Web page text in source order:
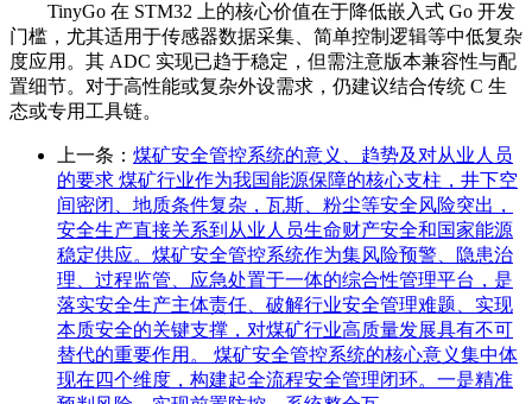
TinyGo 在 STM32 上的核心价值在于降低嵌入式 Go 开发
门槛，尤其适用于传感器数据采集、简单控制逻辑等中低复杂
度应用。其 ADC 实现已趋于稳定，但需注意版本兼容性与配
置细节。对于高性能或复杂外设需求，仍建议结合传统 C 生
态或专用工具链。
上一条： 煤矿安全管控系统的意义、趋势及对从业人员
的要求 煤矿行业作为我国能源保障的核心支柱，井下空
间密闭、地质条件复杂，瓦斯、粉尘等安全风险突出，
安全生产直接关系到从业人员生命财产安全和国家能源
稳定供应。煤矿安全管控系统作为集风险预警、隐患治
理、过程监管、应急处置于一体的综合性管理平台，是
落实安全生产主体责任、破解行业安全管理难题、实现
本质安全的关键支撑，对煤矿行业高质量发展具有不可
替代的重要作用。 煤矿安全管控系统的核心意义集中体
现在四个维度，构建起全流程安全管理闭环。一是精准